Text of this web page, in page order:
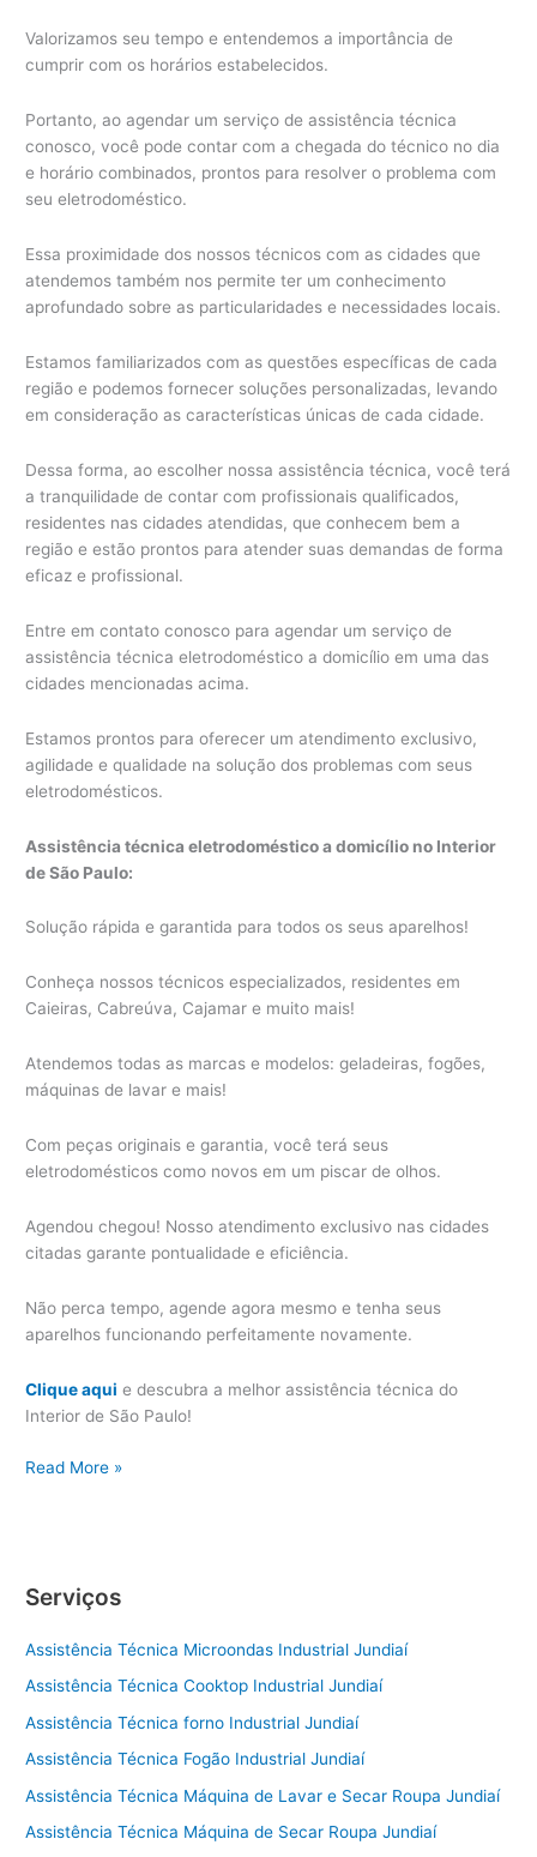
Valorizamos seu tempo e entendemos a importância de
cumprir com os horários estabelecidos.
Portanto, ao agendar um serviço de assistência técnica
conosco, você pode contar com a chegada do técnico no dia
e horário combinados, prontos para resolver o problema com
seu eletrodoméstico.
Essa proximidade dos nossos técnicos com as cidades que
atendemos também nos permite ter um conhecimento
aprofundado sobre as particularidades e necessidades locais.
Estamos familiarizados com as questões específicas de cada
região e podemos fornecer soluções personalizadas, levando
em consideração as características únicas de cada cidade.
Dessa forma, ao escolher nossa assistência técnica, você terá
a tranquilidade de contar com profissionais qualificados,
residentes nas cidades atendidas, que conhecem bem a
região e estão prontos para atender suas demandas de forma
eficaz e profissional.
Entre em contato conosco para agendar um serviço de
assistência técnica eletrodoméstico a domicílio em uma das
cidades mencionadas acima.
Estamos prontos para oferecer um atendimento exclusivo,
agilidade e qualidade na solução dos problemas com seus
eletrodomésticos.
Assistência técnica eletrodoméstico a domicílio no Interior
de São Paulo:
Solução rápida e garantida para todos os seus aparelhos!
Conheça nossos técnicos especializados, residentes em
Caieiras, Cabreúva, Cajamar e muito mais!
Atendemos todas as marcas e modelos: geladeiras, fogões,
máquinas de lavar e mais!
Com peças originais e garantia, você terá seus
eletrodomésticos como novos em um piscar de olhos.
Agendou chegou! Nosso atendimento exclusivo nas cidades
citadas garante pontualidade e eficiência.
Não perca tempo, agende agora mesmo e tenha seus
aparelhos funcionando perfeitamente novamente.
Clique aqui e descubra a melhor assistência técnica do
Interior de São Paulo!
Indaiatuba
Read More »
Serviços
Assistência Técnica Microondas Industrial Jundiaí
Assistência Técnica Cooktop Industrial Jundiaí
Assistência Técnica forno Industrial Jundiaí
Assistência Técnica Fogão Industrial Jundiaí
Assistência Técnica Máquina de Lavar e Secar Roupa Jundiaí
Assistência Técnica Máquina de Secar Roupa Jundiaí